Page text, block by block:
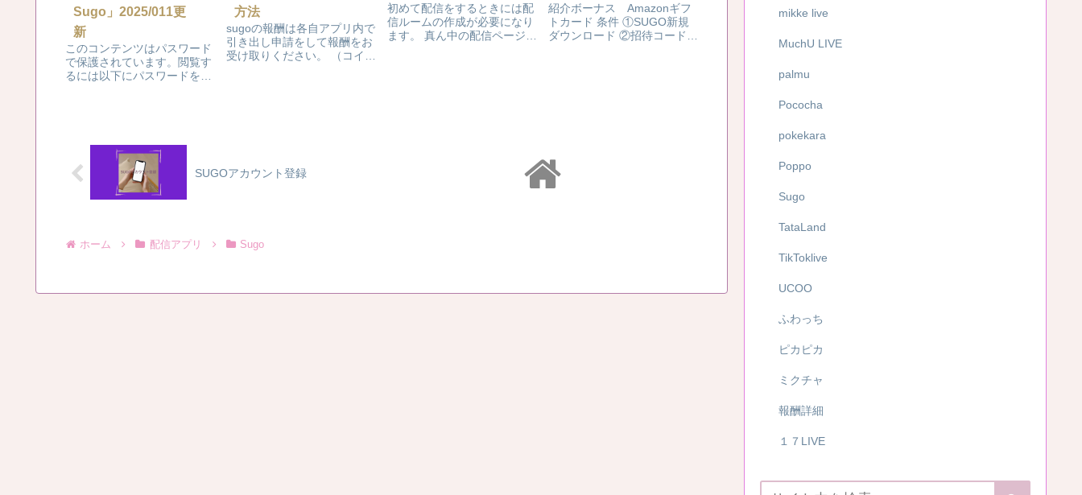
Sugo」2025/011更
新
このコンテンツはパスワード
で保護されています。閲覧す
るには以下にパスワードを入
方法
sugoの報酬は各自アプリ内で
引き出し申請をして報酬をお
受け取りください。 （コイン
初めて配信をするときには配
信ルームの作成が必要になり
ます。 真ん中の配信ページか
紹介ボーナス Amazonギフ
トカード 条件 ①SUGO新規
ダウンロード ②招待コード入
SUGOアカウント登録
ホーム 配信アプリ Sugo
mikke live
MuchU LIVE
palmu
Pococha
pokekara
Poppo
Sugo
TataLand
TikToklive
UCOO
ふわっち
ピカピカ
ミクチャ
報酬詳細
１７LIVE